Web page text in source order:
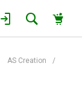
AS Creation
/